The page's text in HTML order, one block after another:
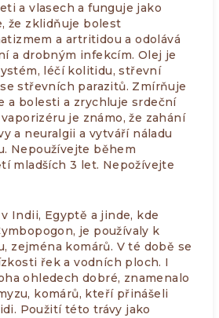
a vlasech a funguje jako
že zklidňuje bolest
a artritidou a odolává
a drobným infekcím. Olej je
léčí kolitidu, střevní
střevních parazitů. Zmírňuje
a bolesti a zrychluje srdeční
je známo, že zahání
a neuralgii a vytváří náladu
Nepoužívejte během
mladších 3 let. Nepožívejte
Indii, Egyptě a jinde, kde
je používaly k
zejména komárů. V té době se
řek a vodních ploch. I
ohledech dobré, znamenalo
komárů, kteří přinášeli
Použití této trávy jako